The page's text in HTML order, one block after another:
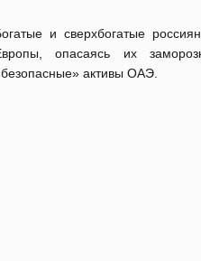
и сверхбогатые
опасаясь их
активы ОАЭ.